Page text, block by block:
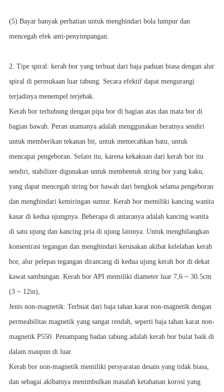
(5) Bayar banyak perhatian untuk menghindari bola lumpur dan
mencegah efek anti-penyimpangan.
2. Tipe spiral: kerah bor yang terbuat dari baja paduan biasa dengan alur
spiral di permukaan luar tabung. Secara efektif dapat mengurangi
terjadinya menempel terjebak.
Kerah bor terhubung dengan pipa bor di bagian atas dan mata bor di
bagian bawah. Peran utamanya adalah menggunakan beratnya sendiri
untuk memberikan tekanan bit, untuk memecahkan batu, untuk
mencapai pengeboran. Selain itu, karena kekakuan dari kerah bor itu
sendiri, stabilizer digunakan untuk membentuk string bor yang kaku,
yang dapat mencegah string bor bawah dari bengkok selama pengeboran
dan menghindari kemiringan sumur. Kerah bor memiliki kancing wanita
kasar di kedua ujungnya. Beberapa di antaranya adalah kancing wanita
di satu ujung dan kancing pria di ujung lainnya. Untuk menghilangkan
konsentrasi tegangan dan menghindari kerusakan akibat kelelahan kerah
bor, alur pelepas tegangan dirancang di kedua ujung kerah bor di dekat
kawat sambungan. Kerah bor API memiliki diameter luar 7,6 ~ 30.5cm
(3 ~ 12in),
Jenis non-magnetik: Terbuat dari baja tahan karat non-magnetik dengan
permeabilitas magnetik yang sangat rendah, seperti baja tahan karat non-
magnetik P550. Penampang badan tabung adalah kerah bor bulat baik di
dalam maupun di luar.
Kerah bor non-magnetik memiliki persyaratan desain yang tidak biasa,
dan sebagai akibatnya menimbulkan masalah ketahanan korosi yang